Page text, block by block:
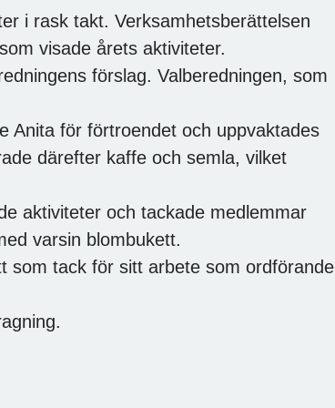
i rask takt. Verksamhetsberättelsen
visade årets aktiviteter.
förslag. Valberedningen, som
Anita för förtroendet och uppvaktades
därefter kaffe och semla, vilket
aktiviteter och tackade medlemmar
varsin blombukett.
som tack för sitt arbete som ordförande